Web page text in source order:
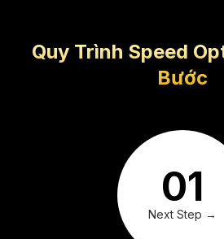
Quy Trình Speed
Bước
01
Next Step →